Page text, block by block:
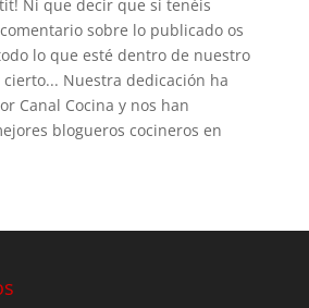
Ni que decir que si tenéis
sobre lo publicado os
lo que esté dentro de nuestro
cierto... Nuestra dedicación ha
Canal Cocina y nos han
blogueros cocineros en